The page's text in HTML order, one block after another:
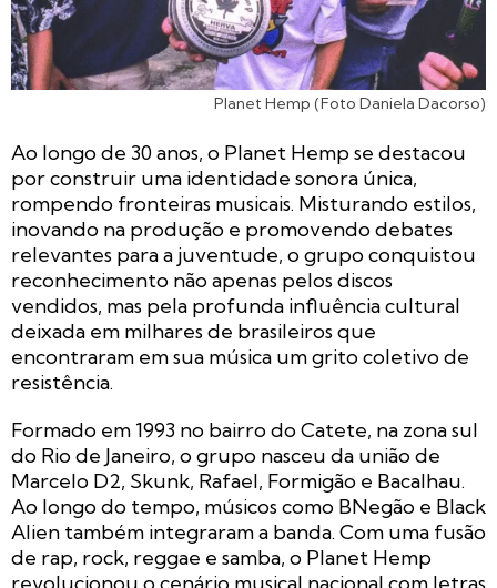
Planet Hemp (Foto Daniela Dacorso)
Ao longo de 30 anos, o Planet Hemp se destacou
por construir uma identidade sonora única,
rompendo fronteiras musicais. Misturando estilos,
inovando na produção e promovendo debates
relevantes para a juventude, o grupo conquistou
reconhecimento não apenas pelos discos
vendidos, mas pela profunda influência cultural
deixada em milhares de brasileiros que
encontraram em sua música um grito coletivo de
resistência.
Formado em 1993 no bairro do Catete, na zona sul
do Rio de Janeiro, o grupo nasceu da união de
Marcelo D2, Skunk, Rafael, Formigão e Bacalhau.
Ao longo do tempo, músicos como BNegão e Black
Alien também integraram a banda. Com uma fusão
de rap, rock, reggae e samba, o Planet Hemp
revolucionou o cenário musical nacional com letras